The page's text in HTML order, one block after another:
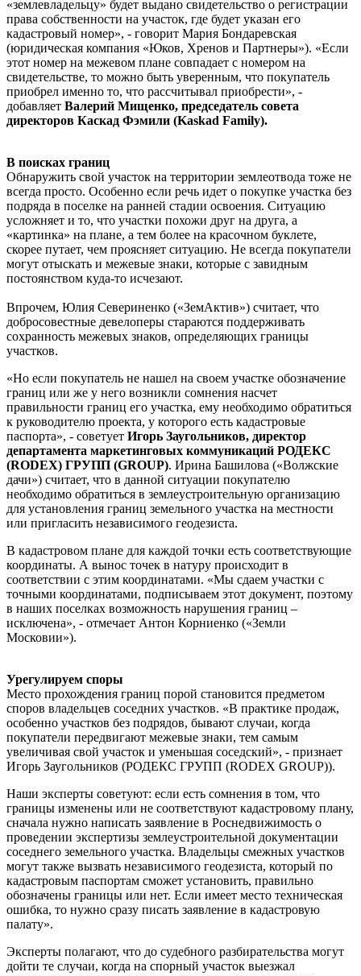
«землевладельцу» будет выдано свидетельство о регистрации
права собственности на участок, где будет указан его
кадастровый номер», - говорит Мария Бондаревская
(юридическая компания «Юков, Хренов и Партнеры»). «Если
этот номер на межевом плане совпадает с номером на
свидетельстве, то можно быть уверенным, что покупатель
приобрел именно то, что рассчитывал приобрести», -
добавляет Валерий Мищенко, председатель совета
директоров Каскад Фэмили (Kaskad Family).
В поисках границ
Обнаружить свой участок на территории землеотвода тоже не
всегда просто. Особенно если речь идет о покупке участка без
подряда в поселке на ранней стадии освоения. Ситуацию
усложняет и то, что участки похожи друг на друга, а
«картинка» на плане, а тем более на красочном буклете,
скорее путает, чем проясняет ситуацию. Не всегда покупатели
могут отыскать и межевые знаки, которые с завидным
постоянством куда-то исчезают.
Впрочем, Юлия Севериненко («ЗемАктив») считает, что
добросовестные девелоперы стараются поддерживать
сохранность межевых знаков, определяющих границы
участков.
«Но если покупатель не нашел на своем участке обозначение
границ или же у него возникли сомнения насчет
правильности границ его участка, ему необходимо обратиться
к руководителю проекта, у которого есть кадастровые
паспорта», - советует Игорь Заугольников, директор
департамента маркетинговых коммуникаций РОДЕКС
(RODEX) ГРУПП (GROUP). Ирина Башилова («Волжские
дачи») считает, что в данной ситуации покупателю
необходимо обратиться в землеустроительную организацию
для установления границ земельного участка на местности
или пригласить независимого геодезиста.
В кадастровом плане для каждой точки есть соответствующие
координаты. А вынос точек в натуру происходит в
соответствии с этим координатами. «Мы сдаем участки с
точными координатами, подписываем этот документ, поэтому
в наших поселках возможность нарушения границ –
исключена», - отмечает Антон Корниенко («Земли
Московии»).
Урегулируем споры
Место прохождения границ порой становится предметом
споров владельцев соседних участков. «В практике продаж,
особенно участков без подрядов, бывают случаи, когда
покупатели передвигают межевые знаки, тем самым
увеличивая свой участок и уменьшая соседский», - признает
Игорь Заугольников (РОДЕКС ГРУПП (RODEX GROUP)).
Наши эксперты советуют: если есть сомнения в том, что
границы изменены или не соответствуют кадастровому плану,
сначала нужно написать заявление в Роснедвижимость о
проведении экспертизы землеустроительной документации
соседнего земельного участка. Владельцы смежных участков
могут также вызвать независимого геодезиста, который по
кадастровым паспортам сможет установить, правильно
обозначены границы или нет. Если имеет место техническая
ошибка, то нужно сразу писать заявление в кадастровую
палату».
Эксперты полагают, что до судебного разбирательства могут
дойти те случаи, когда на спорный участок выезжал